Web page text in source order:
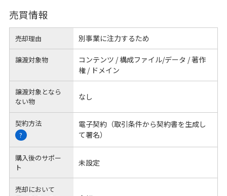
売買情報
売却理由 別事業に注力するため
譲渡対象物
コンテンツ / 構成ファイル/データ / 著作
権 / ドメイン
譲渡対象となら
ない物
なし
契約方法
?
電子契約（取引条件から契約書を生成し
て署名）
購入後のサポー
ト
未設定
売却において